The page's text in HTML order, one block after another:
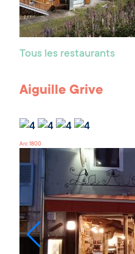
Tous les restaurants
Aiguille Grive
Arc 1800